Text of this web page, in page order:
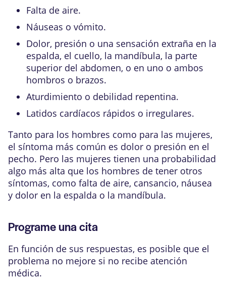
Falta de aire.
Náuseas o vómito.
Dolor, presión o una sensación extraña en la
espalda, el cuello, la mandíbula, la parte
superior del abdomen, o en uno o ambos
hombros o brazos.
Aturdimiento o debilidad repentina.
Latidos cardíacos rápidos o irregulares.
Tanto para los hombres como para las mujeres,
el síntoma más común es dolor o presión en el
pecho. Pero las mujeres tienen una probabilidad
algo más alta que los hombres de tener otros
síntomas, como falta de aire, cansancio, náusea
y dolor en la espalda o la mandíbula.
Programe una cita
En función de sus respuestas, es posible que el
problema no mejore si no recibe atención
médica.